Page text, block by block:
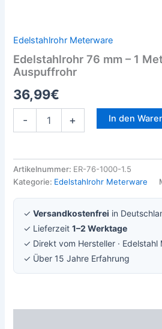
Edelstahlrohr Meterware
Edelstahlrohr 76 mm – 1
Auspuffrohr
36,99€
-
Menge
+ In den
Artikelnummer: ER-76-1000-1.5
Kategorie: Edelstahlrohr Meterware
✓Versandkostenfrei in
✓ Lieferzeit1–2 Werktage
✓ Direkt vom Hersteller · Edelstahl
✓ Über 15 Jahre Erfahrung